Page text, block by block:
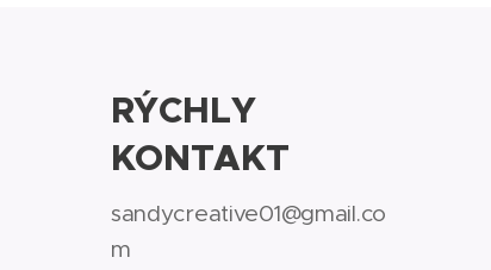
RÝCHLY
KONTAKT
sandycreative01@gmail.co
m